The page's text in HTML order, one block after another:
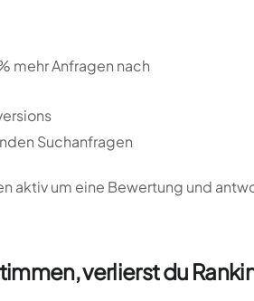
mehr Anfragen nach
Suchanfragen
aktiv um eine Bewertung und
verlierst du